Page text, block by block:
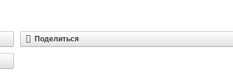
Поделиться